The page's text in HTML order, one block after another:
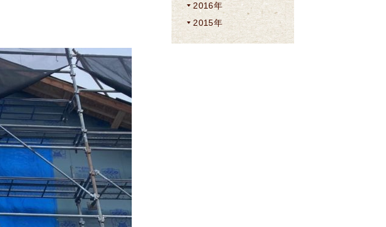
2016年
2015年